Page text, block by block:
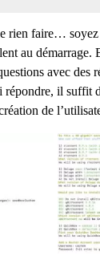
rien faire…
au démarrage.
avec des
répondre, il suffit
de